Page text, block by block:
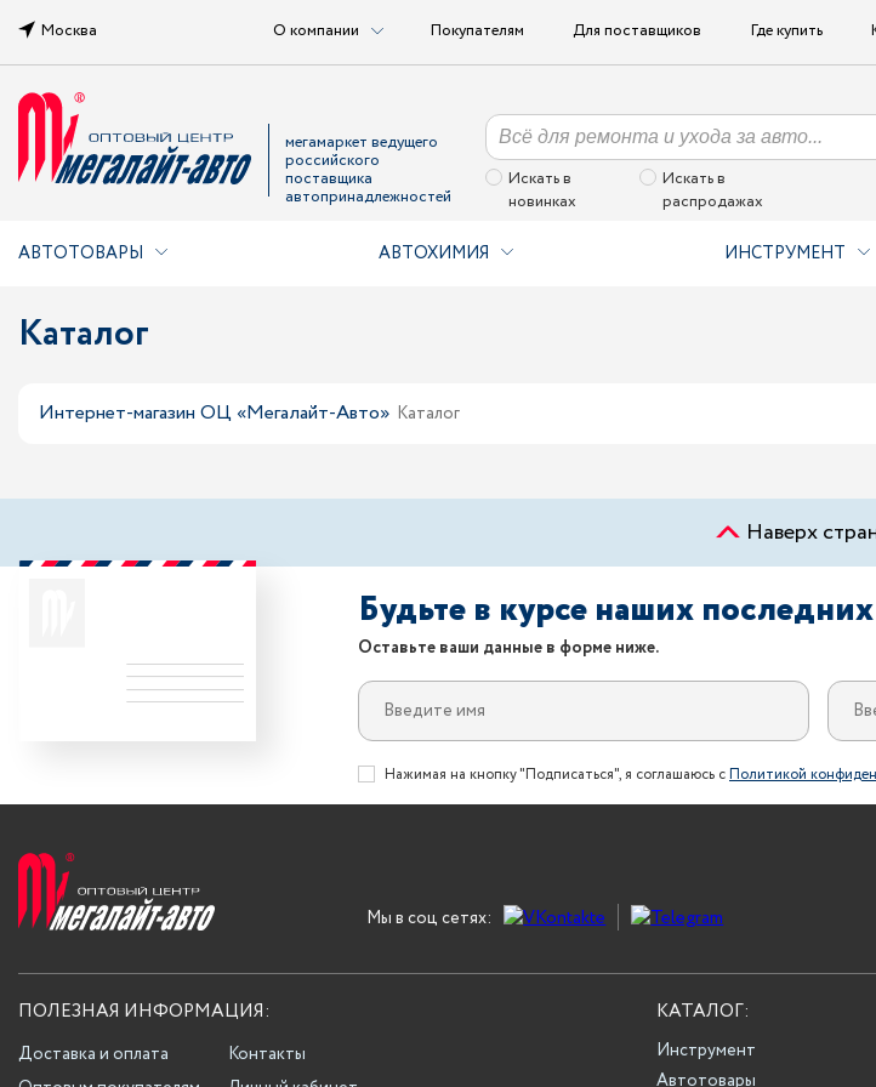
Москва О компании Покупателям Для поставщиков Где купить
мегамаркет ведущего
российского
поставщика
автопринадлежностей
Искать в
новинках
Искать в
распродажах
АВТОТОВАРЫ АВТОХИМИЯ ИНСТРУМЕНТ
Каталог
Интернет-магазин ОЦ «Мегалайт-Авто» Каталог
Наверх
Будьте в курсе наших
Оставьте ваши данные в форме ниже.
Нажимая на кнопку "Подписаться", я соглашаюсь сПолитикой
Мы в соц сетях:
ПОЛЕЗНАЯ ИНФОРМАЦИЯ:
Доставка и оплата
Контакты
КАТАЛОГ:
Инструмент
Автотовары